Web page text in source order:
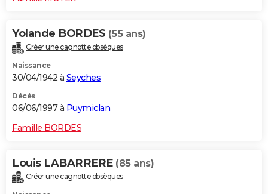
Yolande BORDES (55 ans)
Créer une cagnotte obsèques
Naissance
30/04/1942 à Seyches
Décès
06/06/1997 à Puymiclan
Famille BORDES
Louis LABARRERE (85 ans)
Créer une cagnotte obsèques